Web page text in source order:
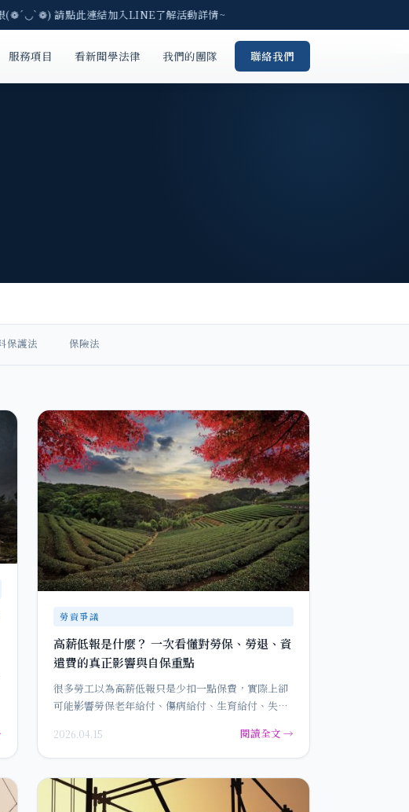
請點此連結加入LINE了解活動詳情~
服務項目 看新聞學法律 我們的團隊 聯絡我們
保護法 保險法
勞資爭議
高薪低報是什麼？ 一次看懂對勞保、勞退、資
遣費的真正影響與自保重點
很多勞工以為高薪低報只是少扣一點保費，實際上卻
可能影響勞保老年給付、傷病給付、生育給付、失能
2026.04.15 閱讀全文 →